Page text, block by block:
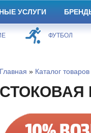
УСЛУГИ
ФУТБОЛ
Главная » Каталог товаров
СТОКОВАЯ